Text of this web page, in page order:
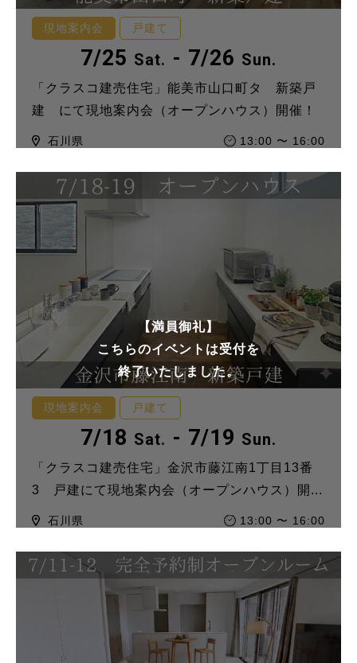
現地案内会 戸建て
7/25 Sat. - 7/26 Sun.
「クラスコ建売住宅」能美市山口町タ 新築戸
建 にて現地案内会（オープンハウス）開催！
石川県 13:00 〜 16:00
現地案内会 戸建て
7/18 Sat. - 7/19 Sun.
「クラスコ建売住宅」金沢市藤江南1丁目13番
3 戸建にて現地案内会（オープンハウス）開...
石川県 13:00 〜 16:00
【満員御礼】
こちらのイベントは受付を
終了いたしました。